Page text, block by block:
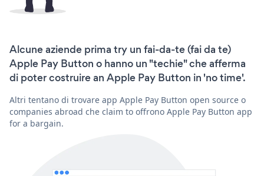
Alcune aziende prima try un fai-da-te (fai da te)
Apple Pay Button o hanno un "techie" che afferma
di poter costruire an Apple Pay Button in 'no time'.
Altri tentano di trovare app Apple Pay Button open source o
companies abroad che claim to offrono Apple Pay Button app
for a bargain.